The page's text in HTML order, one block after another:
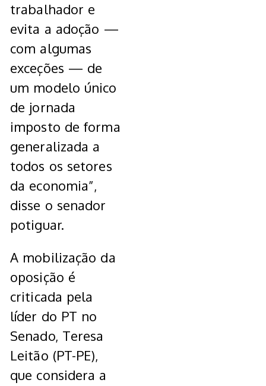
trabalhador e
evita a adoção —
com algumas
exceções — de
um modelo único
de jornada
imposto de forma
generalizada a
todos os setores
da economia”,
disse o senador
potiguar.
A mobilização da
oposição é
criticada pela
líder do PT no
Senado, Teresa
Leitão (PT-PE),
que considera a